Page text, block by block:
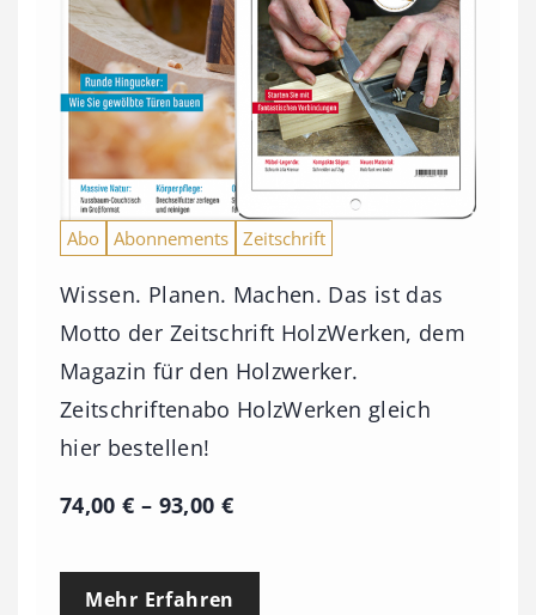
Abo Abonnements Zeitschrift
Wissen. Planen. Machen. Das ist das
Motto der Zeitschrift HolzWerken, dem
Magazin für den Holzwerker.
Zeitschriftenabo HolzWerken gleich
hier bestellen!
74,00€ – 93,00 €P
e
Mehr Erfahren